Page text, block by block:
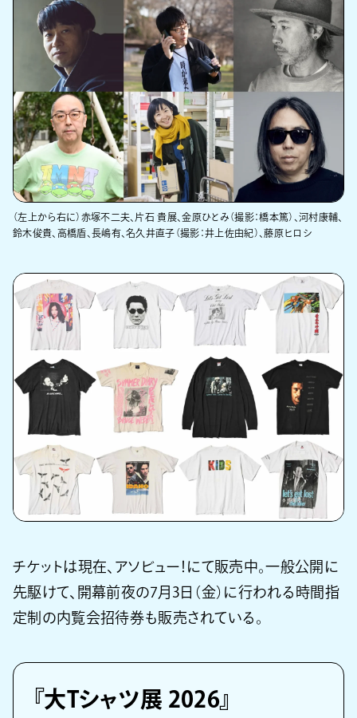
（左上から右に）赤塚不二夫、片石 貴展、金原ひとみ（撮影：橋本篤）、河村康輔、
鈴木俊貴、高橋盾、長嶋有、名久井直子（撮影：井上佐由紀）、藤原ヒロシ
チケットは現在、アソビュー！にて販売中。一般公開に
先駆けて、開幕前夜の7月3日（金）に行われる時間指
定制の内覧会招待券も販売されている。
『大Tシャツ展 2026』